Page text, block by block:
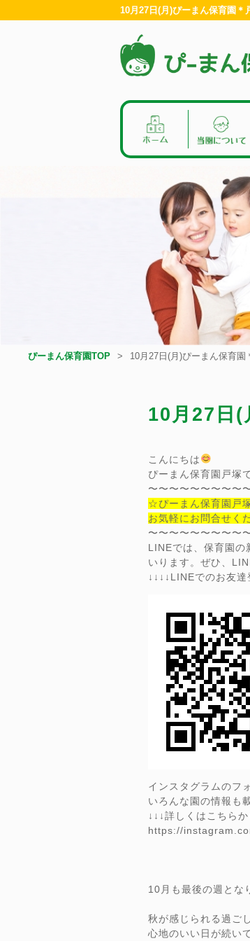
10月27日(月)ぴーまん保育園
ぴーまん保育園TOP 10月27日(月)ぴーまん保育園
10月27日(
こんにちは
ぴーまん保育園戸塚
〜〜〜〜〜〜〜〜〜
☆ぴーまん保育園戸
お気軽にお問合せく
〜〜〜〜〜〜〜〜〜
LINEでは、保育園の
いります。ぜひ、
↓↓↓↓LINEでのお友
インスタグラムのフ
いろんな園の情報も
↓↓↓詳しくはこちらか
https://
10月も最後の週とな
秋が感じられる過ご
心地のいい日が続い